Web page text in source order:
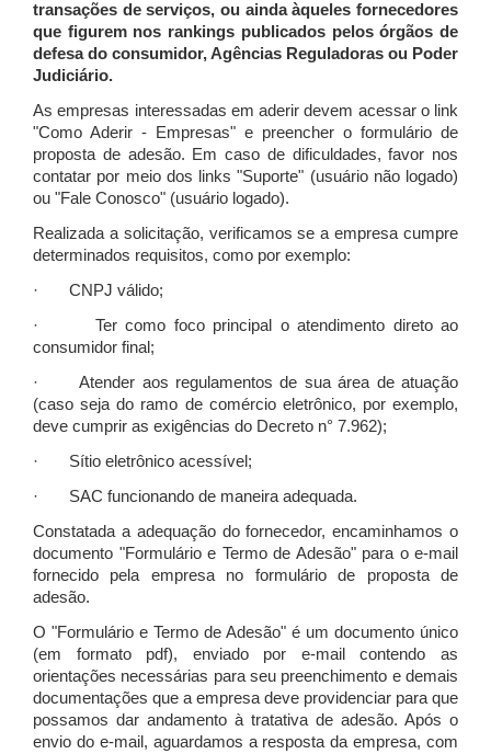
transações de serviços, ou ainda àqueles fornecedores
que figurem nos rankings publicados pelos órgãos de
defesa do consumidor, Agências Reguladoras ou Poder
Judiciário.
As empresas interessadas em aderir devem acessar o link
"Como Aderir - Empresas" e preencher o formulário de
proposta de adesão. Em caso de dificuldades, favor nos
contatar por meio dos links "Suporte" (usuário não logado)
ou "Fale Conosco" (usuário logado).
Realizada a solicitação, verificamos se a empresa cumpre
determinados requisitos, como por exemplo:
· CNPJ válido;
· Ter como foco principal o atendimento direto ao
consumidor final;
· Atender aos regulamentos de sua área de atuação
(caso seja do ramo de comércio eletrônico, por exemplo,
deve cumprir as exigências do Decreto n° 7.962);
· Sítio eletrônico acessível;
· SAC funcionando de maneira adequada.
Constatada a adequação do fornecedor, encaminhamos o
documento "Formulário e Termo de Adesão" para o e-mail
fornecido pela empresa no formulário de proposta de
adesão.
O "Formulário e Termo de Adesão" é um documento único
(em formato pdf), enviado por e-mail contendo as
orientações necessárias para seu preenchimento e demais
documentações que a empresa deve providenciar para que
possamos dar andamento à tratativa de adesão. Após o
envio do e-mail, aguardamos a resposta da empresa, com